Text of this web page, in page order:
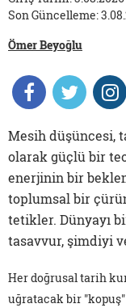
Son Güncelleme:
Ömer Beyoğlu
Mesih düşüncesi,
olarak güçlü bir
enerjinin bir
toplumsal bir
tetikler. Dünyayı
tasavvur, şimdiyi
Her doğrusal tarih
uğratacak bir